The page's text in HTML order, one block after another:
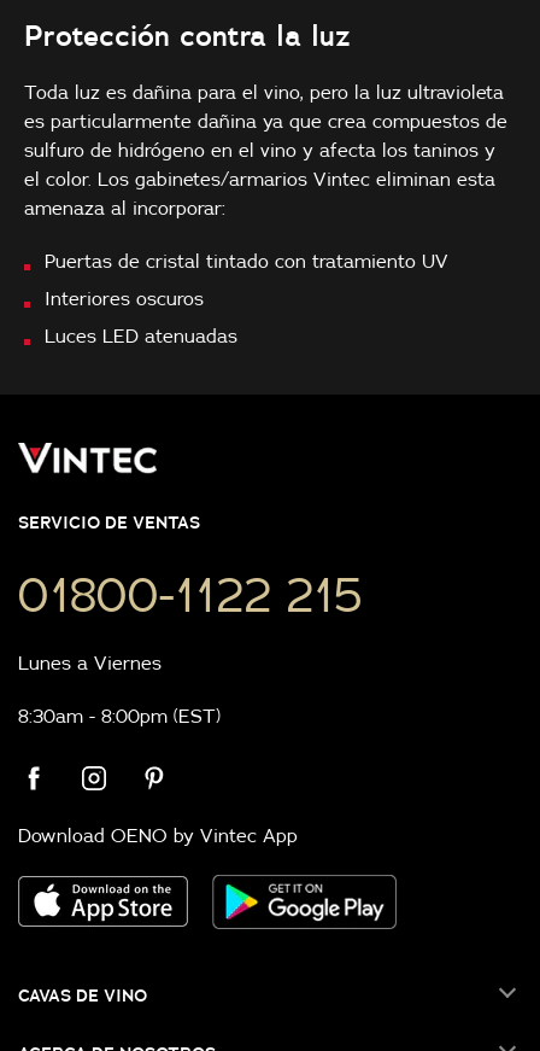
Protección contra la luz
Toda luz es dañina para el vino, pero la luz ultravioleta
es particularmente dañina ya que crea compuestos de
sulfuro de hidrógeno en el vino y afecta los taninos y
el color. Los gabinetes/armarios Vintec eliminan esta
amenaza al incorporar:
Puertas de cristal tintado con tratamiento UV
Interiores oscuros
Luces LED atenuadas
SERVICIO DE VENTAS
01800-1122 215
Lunes a Viernes
8:30am - 8:00pm (EST)
Download OENO by Vintec App
CAVAS DE VINO